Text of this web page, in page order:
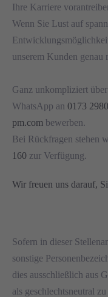
Ihre Karriere
Wenn Sie Lust auf
unserem Kunden genau
Ganz unkompliziert
WhatsApp an 0173
pm.com bewerben.
Bei Rückfragen stehen
160 zur Verfügung.
Wir freuen uns darauf,
Sofern in dieser
sonstige
dies ausschließlich aus
als geschlechtsneutral